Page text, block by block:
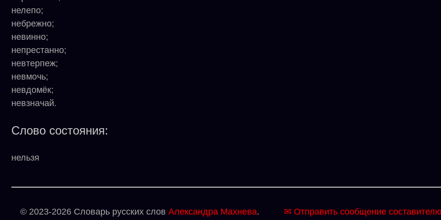
нелепо;
небрежно;
невинно;
непрестанно;
невтерпеж;
невмочь;
невдомёк;
невзначай.
Слово состояния:
нельзя
© 2023-2026 Словарь русских слов Александра Махнева. ✉ Отправить сообщение